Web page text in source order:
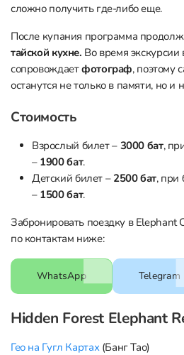
сложно получить где-либо еще.
После купания программа
тайской кухне. Во время экскурсии
сопровождаетфотограф, поэтому
останутся не только в памяти, но и
Стоимость
Взрослый билет – 3000 бат,
– 1900 бат.
Детский билет – 2500 бат, при
– 1500 бат.
Забронировать поездку в Elephant
по контактам ниже:
WhatsApp Telegram
Hidden Forest Elephant
Гео на Гугл Картах(Банг Тао)